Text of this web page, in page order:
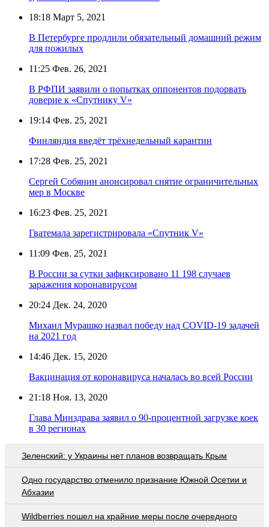
18:18 Март 5, 2021
В Петербурге продлили обязательный домашний режим
для пожилых
11:25 Фев. 26, 2021
В РФПИ заявили о попытках оппонентов подорвать
доверие к «Спутнику V»
19:14 Фев. 25, 2021
Финляндия введёт трёхнедельный карантин
17:28 Фев. 25, 2021
Сергей Собянин анонсировал снятие ограничительных
мер в Москве
16:23 Фев. 25, 2021
Гватемала зарегистрировала «Спутник V»
11:09 Фев. 25, 2021
В России за сутки зафиксировано 11 198 случаев
заражения коронавирусом
20:24 Дек. 24, 2020
Михаил Мурашко назвал победу над COVID-19 задачей
на 2021 год
14:46 Дек. 15, 2020
Вакцинация от коронавируса началась во всей России
21:18 Ноя. 13, 2020
Глава Минздрава заявил о 90-процентной загрузке коек
в 30 регионах
Зеленский: у Украины нет планов возвращать Крым
Одно государство отменило признание Южной Осетии и
Абхазии
Wildberries пошел на крайние меры после очередного